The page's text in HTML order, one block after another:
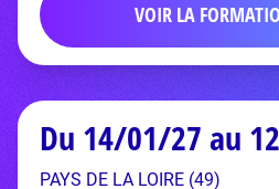
VOIR LA
Du 14/01/27 au
PAYS DE LA LOIRE (49)